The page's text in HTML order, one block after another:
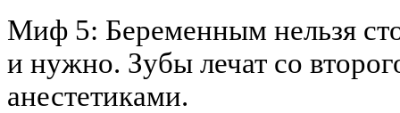
Миф 5: Беременным нельзя
и нужно. Зубы лечат со
анестетиками.